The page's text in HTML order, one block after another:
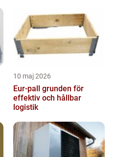
10 maj 2026
Eur-pall grunden för
effektiv och hållbar
logistik